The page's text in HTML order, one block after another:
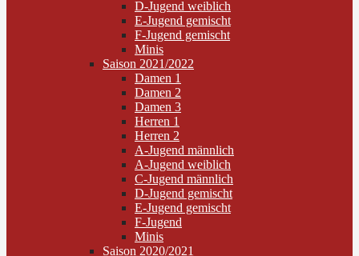
D-Jugend weiblich
E-Jugend gemischt
F-Jugend gemischt
Minis
Saison 2021/2022
Damen 1
Damen 2
Damen 3
Herren 1
Herren 2
A-Jugend männlich
A-Jugend weiblich
C-Jugend männlich
D-Jugend gemischt
E-Jugend gemischt
F-Jugend
Minis
Saison 2020/2021